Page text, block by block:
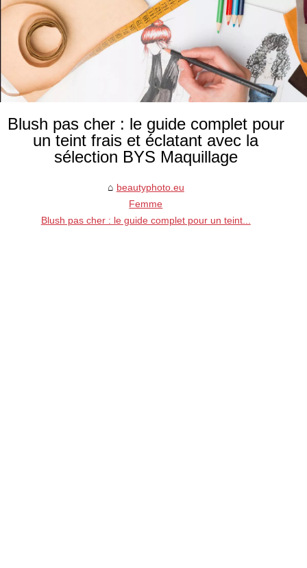
Blush pas cher : le guide complet pour
un teint frais et éclatant avec la
sélection BYS Maquillage
beautyphoto.eu
Femme
Blush pas cher : le guide complet pour un teint...